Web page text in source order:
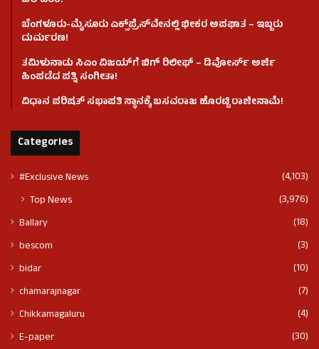
ಬೆಂಗಳೂರು-ಮೈಸೂರು ಎಕ್ಸ್‌ಪ್ರೆಸ್‌ವೇನಲ್ಲಿ ಭೀಕರ ಅಪಘಾತ – ಇಬ್ಬರು
ದುರ್ಮರಣ!
ತಮಿಳುನಾಡು ಸಿಎಂ ವಿಜಯ್‌ಗೆ ಬಿಗ್ ರಿಲೀಫ್ – ಡಿವೋರ್ಸ್ ಅರ್ಜಿ
ಹಿಂಪಡೆದ ಪತ್ನಿ ಸಂಗೀತಾ!
ವಿಧಾನ ಪರಿಷತ್ ಸಭಾಪತಿ ಸ್ಥಾನಕ್ಕೆ ಬಸವರಾಜ ಹೊರಟ್ಟಿ ರಾಜೀನಾಮೆ!
Categories
#Exclusive News (4,103)
Top News (3,976)
Ballary
(18)
bescom
(3)
bidar
(10)
chamarajnagar
(7)
Chikkamagaluru
(4)
E-paper
(30)